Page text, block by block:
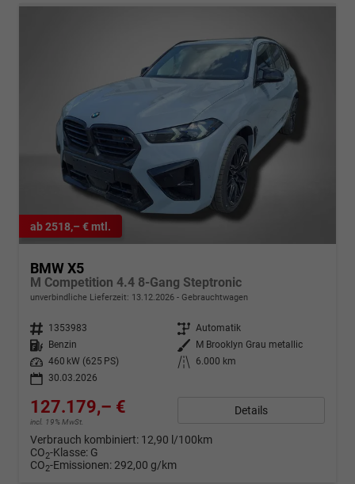
ab 2518,– € mtl.
BMW X5
M Competition 4.4 8-Gang Steptronic
unverbindliche Lieferzeit: 13.12.2026 Gebrauchtwagen
Fahrzeugnr. 1353983 Getriebe Automatik
Kraftstoff
Benzin Außenfarbe
M Brooklyn Grau metallic
Leistung
460 kW (625 PS) Kilometerstand
6.000 km
30.03.2026
127.179,– €
incl. 19% MwSt.
Details
Verbrauch kombiniert: 12,90 l/100km
CO2-Klasse: G
CO2-Emissionen: 292,00 g/km